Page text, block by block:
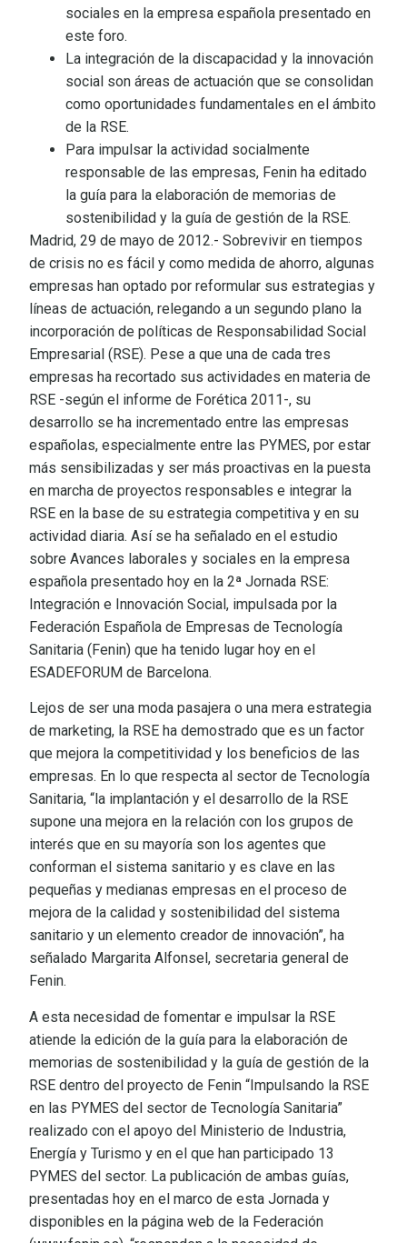
sociales en la empresa española presentado en
este foro.
La integración de la discapacidad y la innovación
social son áreas de actuación que se consolidan
como oportunidades fundamentales en el ámbito
de la RSE.
Para impulsar la actividad socialmente
responsable de las empresas, Fenin ha editado
la guía para la elaboración de memorias de
sostenibilidad y la guía de gestión de la RSE.
Madrid, 29 de mayo de 2012.- Sobrevivir en tiempos
de crisis no es fácil y como medida de ahorro, algunas
empresas han optado por reformular sus estrategias y
líneas de actuación, relegando a un segundo plano la
incorporación de políticas de Responsabilidad Social
Empresarial (RSE). Pese a que una de cada tres
empresas ha recortado sus actividades en materia de
RSE -según el informe de Forética 2011-, su
desarrollo se ha incrementado entre las empresas
españolas, especialmente entre las PYMES, por estar
más sensibilizadas y ser más proactivas en la puesta
en marcha de proyectos responsables e integrar la
RSE en la base de su estrategia competitiva y en su
actividad diaria. Así se ha señalado en el estudio
sobre Avances laborales y sociales en la empresa
española presentado hoy en la 2ª Jornada RSE:
Integración e Innovación Social, impulsada por la
Federación Española de Empresas de Tecnología
Sanitaria (Fenin) que ha tenido lugar hoy en el
ESADEFORUM de Barcelona.
Lejos de ser una moda pasajera o una mera estrategia
de marketing, la RSE ha demostrado que es un factor
que mejora la competitividad y los beneficios de las
empresas. En lo que respecta al sector de Tecnología
Sanitaria, “la implantación y el desarrollo de la RSE
supone una mejora en la relación con los grupos de
interés que en su mayoría son los agentes que
conforman el sistema sanitario y es clave en las
pequeñas y medianas empresas en el proceso de
mejora de la calidad y sostenibilidad del sistema
sanitario y un elemento creador de innovación”, ha
señalado Margarita Alfonsel, secretaria general de
Fenin.
A esta necesidad de fomentar e impulsar la RSE
atiende la edición de la guía para la elaboración de
memorias de sostenibilidad y la guía de gestión de la
RSE dentro del proyecto de Fenin “Impulsando la RSE
en las PYMES del sector de Tecnología Sanitaria”
realizado con el apoyo del Ministerio de Industria,
Energía y Turismo y en el que han participado 13
PYMES del sector. La publicación de ambas guías,
presentadas hoy en el marco de esta Jornada y
disponibles en la página web de la Federación